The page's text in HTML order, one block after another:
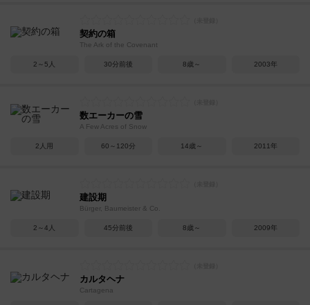
契約の箱
The Ark of the Covenant
2～5人 30分前後 8歳～ 2003年
数エーカーの雪
A Few Acres of Snow
2人用 60～120分 14歳～ 2011年
建設期
Bürger, Baumeister & Co.
2～4人 45分前後 8歳～ 2009年
カルタヘナ
Cartagena